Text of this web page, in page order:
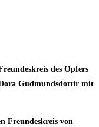
des Opfers
Gudmundsdottir mit
Freundeskreis von